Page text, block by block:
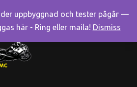
uppbyggnad och tester pågår —
här - Ring eller maila! Dismiss